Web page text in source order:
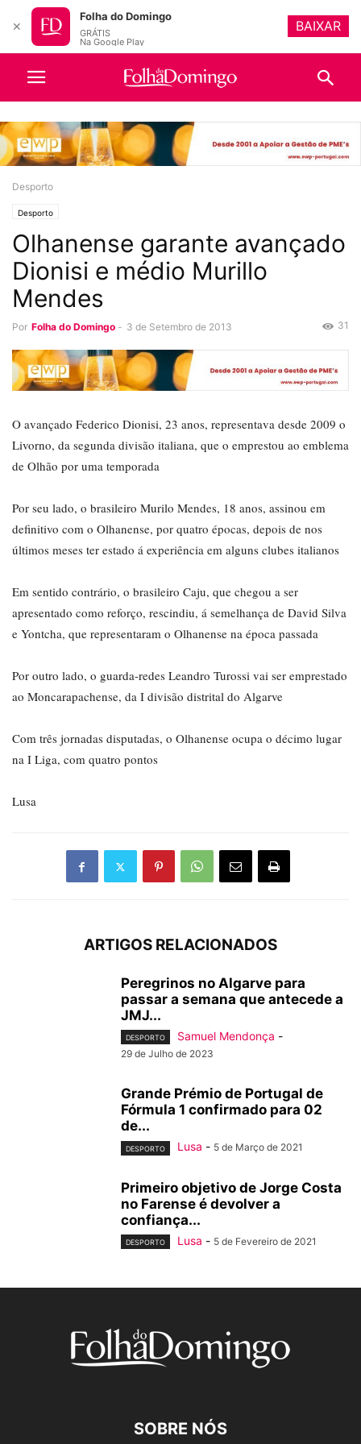
Desporto
Desporto
Olhanense garante avançado
Dionisi e médio Murillo
Mendes
Por Folha do Domingo - 3 de Setembro de 2013 31
O avançado Federico Dionisi, 23 anos, representava desde 2009 o
Livorno, da segunda divisão italiana, que o emprestou ao emblema
de Olhão por uma temporada
Por seu lado, o brasileiro Murilo Mendes, 18 anos, assinou em
definitivo com o Olhanense, por quatro épocas, depois de nos
últimos meses ter estado á experiência em alguns clubes italianos
Em sentido contrário, o brasileiro Caju, que chegou a ser
apresentado como reforço, rescindiu, á semelhança de David Silva
e Yontcha, que representaram o Olhanense na época passada
Por outro lado, o guarda-redes Leandro Turossi vai ser emprestado
ao Moncarapachense, da I divisão distrital do Algarve
Com três jornadas disputadas, o Olhanense ocupa o décimo lugar
na I Liga, com quatro pontos
Lusa
ARTIGOS RELACIONADOS
Peregrinos no Algarve para
passar a semana que antecede a
JMJ...
DESPORTO Samuel Mendonça -
29 de Julho de 2023
Grande Prémio de Portugal de
Fórmula 1 confirmado para 02
de...
DESPORTO Lusa - 5 de Março de 2021
Primeiro objetivo de Jorge Costa
no Farense é devolver a
confiança...
DESPORTO Lusa - 5 de Fevereiro de 2021
SOBRE NÓS
✕
Folha do Domingo
GRÁTIS
Na Google Play
BAIXAR